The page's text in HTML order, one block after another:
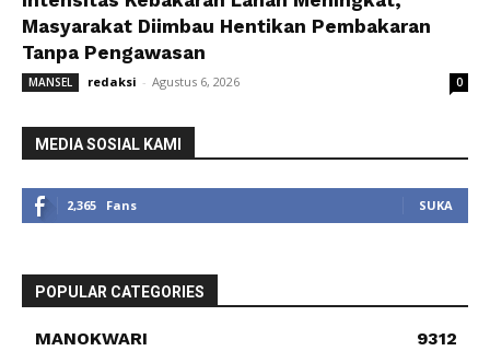
Masyarakat Diimbau Hentikan Pembakaran
Tanpa Pengawasan
MANSEL redaksi - Agustus 6, 2026 0
MEDIA SOSIAL KAMI
2,365 Fans SUKA
POPULAR CATEGORIES
MANOKWARI
9312